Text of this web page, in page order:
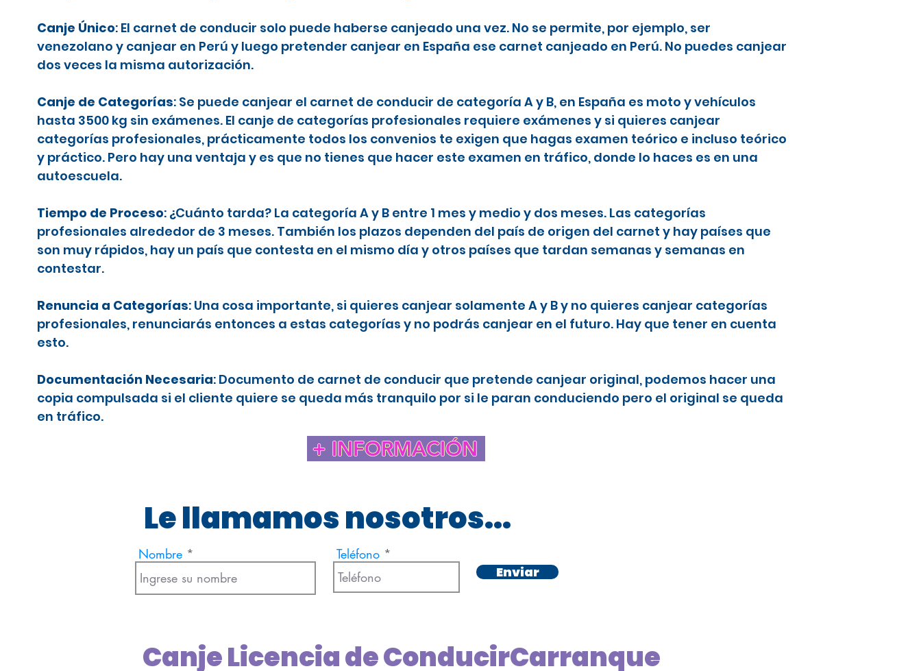
Canje Único: El carnet de conducir solo puede haberse canjeado una vez. No se permite, por ejemplo, ser
venezolano y canjear en Perú y luego pretender canjear en España ese carnet canjeado en Perú. No puedes canjear
dos veces la misma autorización.
Canje de Categorías: Se puede canjear el carnet de conducir de categoría A y B, en España es moto y vehículos
hasta 3500 kg sin exámenes. El canje de categorías profesionales requiere exámenes y si quieres canjear
categorías profesionales, prácticamente todos los convenios te exigen que hagas examen teórico e incluso teórico
y práctico. Pero hay una ventaja y es que no tienes que hacer este examen en tráfico, donde lo haces es en una
autoescuela.
Tiempo de Proceso: ¿Cuánto tarda? La categoría A y B entre 1 mes y medio y dos meses. Las categorías
profesionales alrededor de 3 meses. También los plazos dependen del país de origen del carnet y hay países que
son muy rápidos, hay un país que contesta en el mismo día y otros países que tardan semanas y semanas en
contestar.
Renuncia a Categorías: Una cosa importante, si quieres canjear solamente A y B y no quieres canjear categorías
profesionales, renunciarás entonces a estas categorías y no podrás canjear en el futuro. Hay que tener en cuenta
esto.
Documentación Necesaria: Documento de carnet de conducir que pretende canjear original, podemos hacer una
copia compulsada si el cliente quiere se queda más tranquilo por si le paran conduciendo pero el original se queda
en tráfico.
+ INFORMACIÓN
Le llamamos nosotros...
Nombre Teléfono
Enviar
Canje Licencia de ConducirCarranque